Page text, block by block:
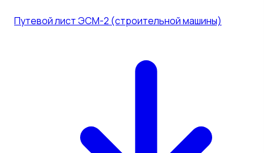
Путевой лист ЭСМ-2 (строительной машины)